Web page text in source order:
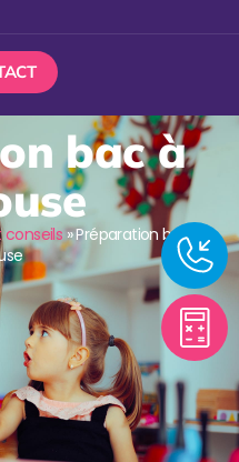
bac à
»Préparation bac à